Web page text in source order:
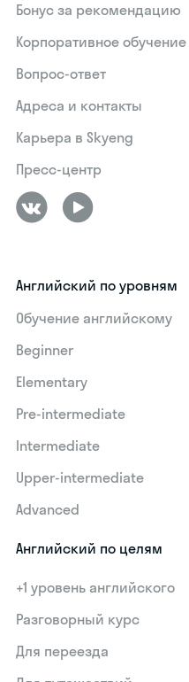
Бонус за рекомендацию
Корпоративное обучение
Вопрос-ответ
Адреса и контакты
Карьера в Skyeng
Пресс-центр
Английский по уровням
Обучение английскому
Beginner
Elementary
Pre-intermediate
Intermediate
Upper-intermediate
Advanced
Английский по целям
+1 уровень английского
Разговорный курс
Для переезда